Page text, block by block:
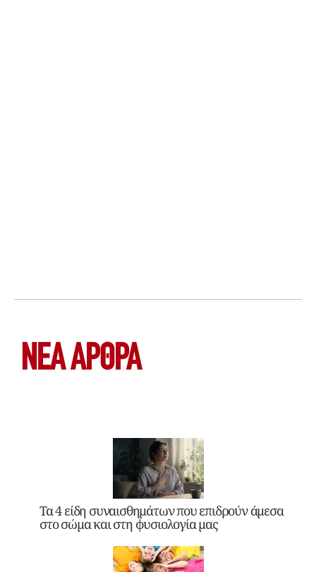
ΝΕΑ ΆΡΘΡΑ
Τα 4 είδη συναισθημάτων που επιδρούν άμεσα
στο σώμα και στη φυσιολογία μας